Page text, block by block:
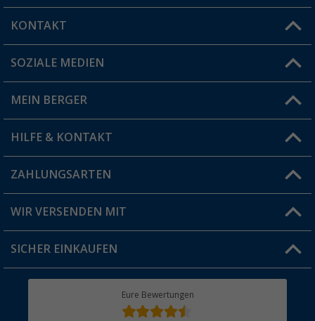
KONTAKT
Du hast eine Frage?
Filiale finden
SOZIALE MEDIEN
MEIN BERGER
Vorteilskarte
Blog
Jobs & Karriere
HILFE & KONTAKT
FAQ & Kontakt
Versandinformationen
Rücksendung
ZAHLUNGSARTEN
WIR VERSENDEN MIT
SICHER EINKAUFEN
Eure Bewertungen